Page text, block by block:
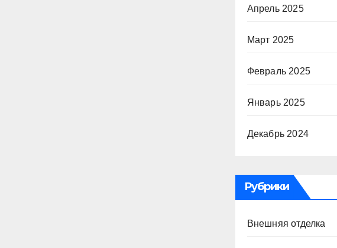
Апрель 2025
Март 2025
Февраль 2025
Январь 2025
Декабрь 2024
Рубрики
Внешняя отделка